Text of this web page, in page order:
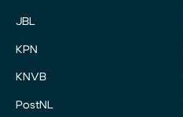
JBL
KPN
KNVB
PostNL